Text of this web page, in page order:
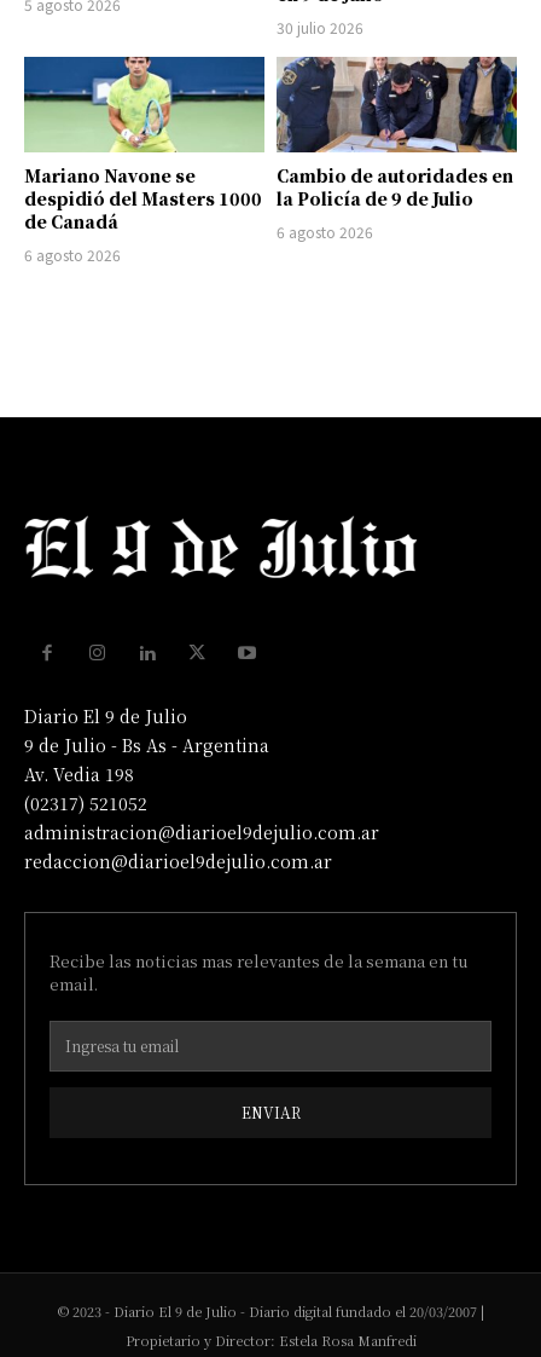
30 julio 2026
Mariano Navone se
despidió del Masters 1000
de Canadá
6 agosto 2026
Cambio de autoridades en
la Policía de 9 de Julio
6 agosto 2026
Diario El 9 de Julio
9 de Julio - Bs As - Argentina
Av. Vedia 198
(02317) 521052
administracion@diarioel9dejulio.com.ar
redaccion@diarioel9dejulio.com.ar
Recibe las noticias mas relevantes de la semana en tu
email.
ENVIAR
© 2023 - Diario El 9 de Julio - Diario digital fundado el 20/03/2007 |
Propietario y Director: Estela Rosa Manfredi